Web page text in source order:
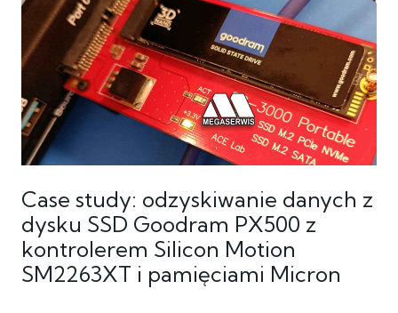
Case study: odzyskiwanie danych z
dysku SSD Goodram PX500 z
kontrolerem Silicon Motion
SM2263XT i pamięciami Micron